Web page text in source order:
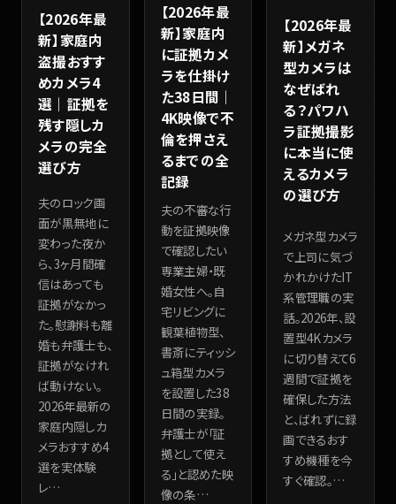
【2026年最
新】家庭内
盗撮おすす
めカメラ4
選｜証拠を
残す隠しカ
メラの完全
選び方
夫のロック画
面が黒無地に
変わった夜か
ら、3ヶ月間確
信はあっても
証拠がなかっ
た。慰謝料も離
婚も弁護士も、
証拠がなけれ
ば動けない。
2026年最新の
家庭内隠しカ
メラおすすめ4
選を実体験
レ…
【2026年最
新】家庭内
に証拠カメ
ラを仕掛け
た38日間｜
4K映像で不
倫を押さえ
るまでの全
記録
夫の不審な行
動を証拠映像
で確認したい
専業主婦・既
婚女性へ。自
宅リビングに
観葉植物型、
書斎にティッシ
ュ箱型カメラ
を設置した38
日間の実録。
弁護士が「証
拠として使え
る」と認めた映
像の条…
【2026年最
新】メガネ
型カメラは
なぜばれ
る？パワハ
ラ証拠撮影
に本当に使
えるカメラ
の選び方
メガネ型カメラ
で上司に気づ
かれかけたIT
系管理職の実
話。2026年、設
置型4Kカメラ
に切り替えて6
週間で証拠を
確保した方法
と、ばれずに録
画できるおす
すめ機種を今
すぐ確認。…